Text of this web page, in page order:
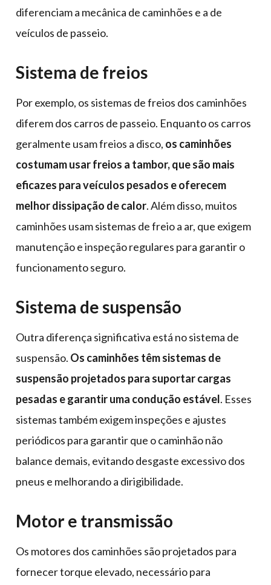
diferenciam a mecânica de caminhões e a de
veículos de passeio.
Sistema de freios
Por exemplo, os sistemas de freios dos caminhões
diferem dos carros de passeio. Enquanto os carros
geralmente usam freios a disco, os caminhões
costumam usar freios a tambor, que são mais
eficazes para veículos pesados e oferecem
melhor dissipação de calor. Além disso, muitos
caminhões usam sistemas de freio a ar, que exigem
manutenção e inspeção regulares para garantir o
funcionamento seguro.
Sistema de suspensão
Outra diferença significativa está no sistema de
suspensão. Os caminhões têm sistemas de
suspensão projetados para suportar cargas
pesadas e garantir uma condução estável. Esses
sistemas também exigem inspeções e ajustes
periódicos para garantir que o caminhão não
balance demais, evitando desgaste excessivo dos
pneus e melhorando a dirigibilidade.
Motor e transmissão
Os motores dos caminhões são projetados para
fornecer torque elevado, necessário para